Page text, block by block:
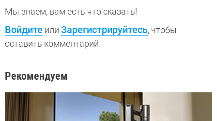
Мы знаем, вам есть что сказать!
Войдите или Зарегистрируйтесь, чтобы
оставить комментарий
Рекомендуем